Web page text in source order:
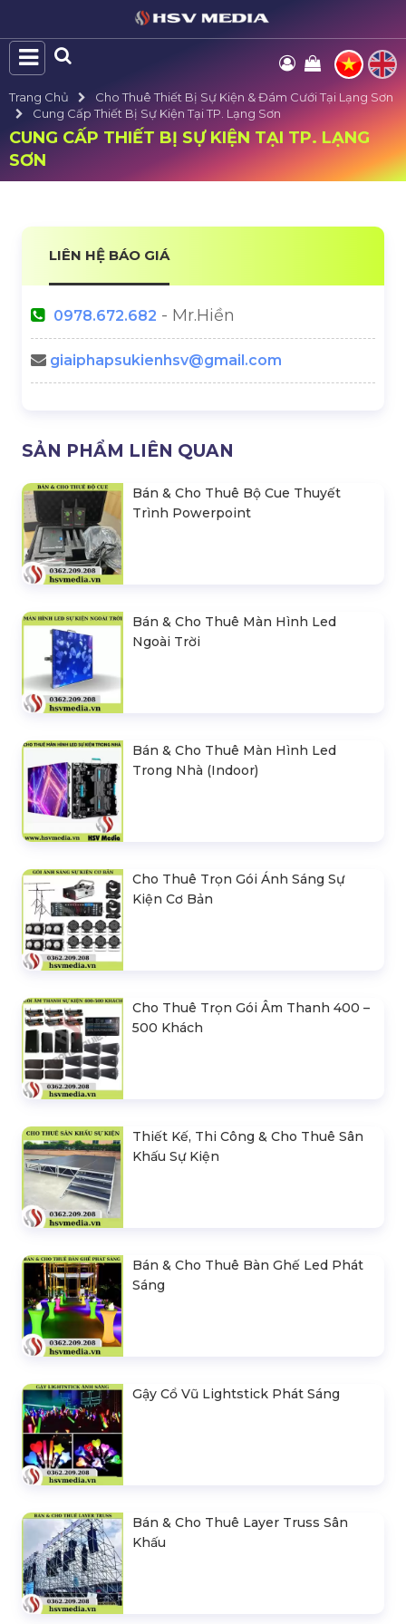
Trang Chủ
Cho Thuê Thiết Bị Sự Kiện & Đám Cưới Tại Lạng Sơn
Cung Cấp Thiết Bị Sự Kiện Tại TP. Lạng Sơn
CUNG CẤP THIẾT BỊ SỰ KIỆN TẠI TP. LẠNG
SƠN
LIÊN HỆ BÁO GIÁ
0978.672.682 - Mr.Hiền
giaiphapsukienhsv@gmail.com
SẢN PHẨM LIÊN QUAN
Bán & Cho Thuê Bộ Cue Thuyết
Trình Powerpoint
Bán & Cho Thuê Màn Hình Led
Ngoài Trời
Bán & Cho Thuê Màn Hình Led
Trong Nhà (Indoor)
Cho Thuê Trọn Gói Ánh Sáng Sự
Kiện Cơ Bản
Cho Thuê Trọn Gói Âm Thanh 400 –
500 Khách
Thiết Kế, Thi Công & Cho Thuê Sân
Khấu Sự Kiện
Bán & Cho Thuê Bàn Ghế Led Phát
Sáng
Gậy Cổ Vũ Lightstick Phát Sáng
Bán & Cho Thuê Layer Truss Sân
Khấu